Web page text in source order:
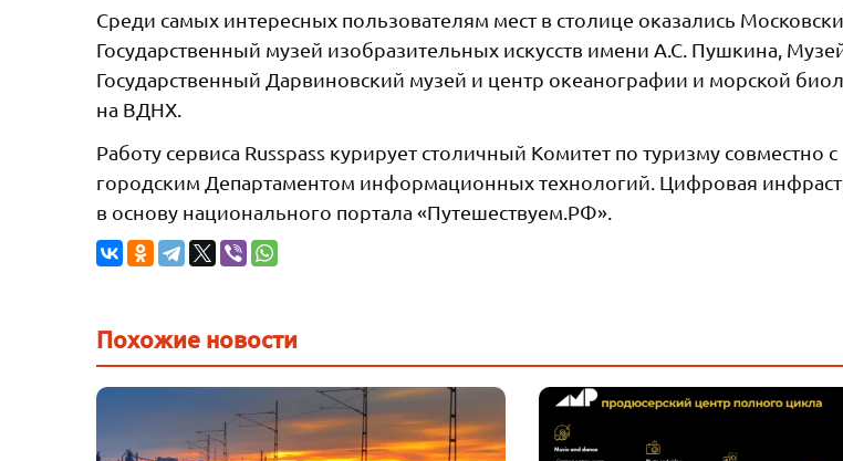
Среди самых интересных пользователям мест в столице оказались
Государственный музей изобразительных искусств имени А.С. Пушкина,
Государственный Дарвиновский музей и центр океанографии и морской
на ВДНХ.
Работу сервиса Russpass курирует столичный Комитет по туризму совместно с
городским Департаментом информационных технологий. Цифровая
в основу национального портала «Путешествуем.РФ».
Похожие новости